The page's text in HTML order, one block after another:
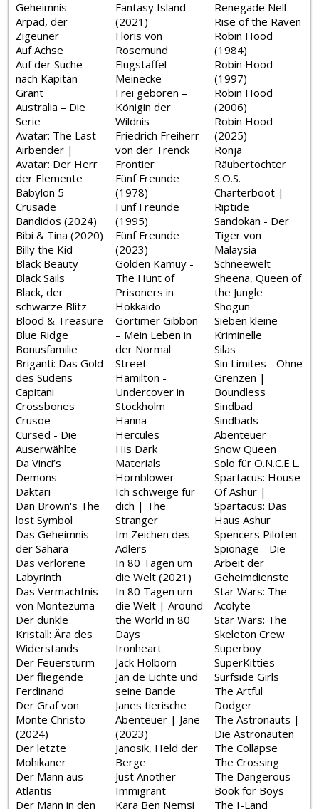
Geheimnis
Arpad, der
Zigeuner
Auf Achse
Auf der Suche
nach Kapitän
Grant
Australia – Die
Serie
Avatar: The Last
Airbender |
Avatar: Der Herr
der Elemente
Babylon 5 -
Crusade
Bandidos (2024)
Bibi & Tina (2020)
Billy the Kid
Black Beauty
Black Sails
Black, der
schwarze Blitz
Blood & Treasure
Blue Ridge
Bonusfamilie
Briganti: Das Gold
des Südens
Capitani
Crossbones
Crusoe
Cursed - Die
Auserwählte
Da Vinci’s
Demons
Daktari
Dan Brown's The
lost Symbol
Das Geheimnis
der Sahara
Das verlorene
Labyrinth
Das Vermächtnis
von Montezuma
Der dunkle
Kristall: Ära des
Widerstands
Der Feuersturm
Der fliegende
Ferdinand
Der Graf von
Monte Christo
(2024)
Der letzte
Mohikaner
Der Mann aus
Atlantis
Der Mann in den
Fantasy Island
(2021)
Floris von
Rosemund
Flugstaffel
Meinecke
Frei geboren –
Königin der
Wildnis
Friedrich Freiherr
von der Trenck
Frontier
Fünf Freunde
(1978)
Fünf Freunde
(1995)
Fünf Freunde
(2023)
Golden Kamuy -
The Hunt of
Prisoners in
Hokkaido-
Gortimer Gibbon
– Mein Leben in
der Normal
Street
Hamilton -
Undercover in
Stockholm
Hanna
Hercules
His Dark
Materials
Hornblower
Ich schweige für
dich | The
Stranger
Im Zeichen des
Adlers
In 80 Tagen um
die Welt (2021)
In 80 Tagen um
die Welt | Around
the World in 80
Days
Ironheart
Jack Holborn
Jan de Lichte und
seine Bande
Janes tierische
Abenteuer | Jane
(2023)
Janosik, Held der
Berge
Just Another
Immigrant
Kara Ben Nemsi
Renegade Nell
Rise of the Raven
Robin Hood
(1984)
Robin Hood
(1997)
Robin Hood
(2006)
Robin Hood
(2025)
Ronja
Räubertochter
S.O.S.
Charterboot |
Riptide
Sandokan - Der
Tiger von
Malaysia
Schneewelt
Sheena, Queen of
the Jungle
Shogun
Sieben kleine
Kriminelle
Silas
Sin Limites - Ohne
Grenzen |
Boundless
Sindbad
Sindbads
Abenteuer
Snow Queen
Solo für O.N.C.E.L.
Spartacus: House
Of Ashur |
Spartacus: Das
Haus Ashur
Spencers Piloten
Spionage - Die
Arbeit der
Geheimdienste
Star Wars: The
Acolyte
Star Wars: The
Skeleton Crew
Superboy
SuperKitties
Surfside Girls
The Artful
Dodger
The Astronauts |
Die Astronauten
The Collapse
The Crossing
The Dangerous
Book for Boys
The I-Land